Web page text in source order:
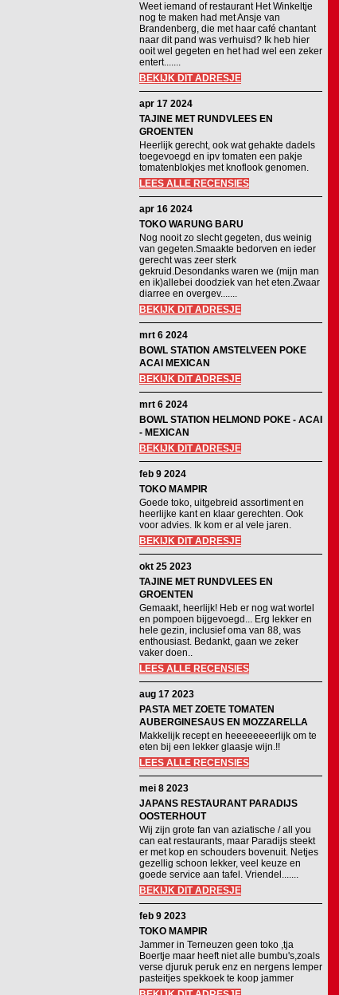
Weet iemand of restaurant Het Winkeltje
nog te maken had met Ansje van
Brandenberg, die met haar café chantant
naar dit pand was verhuisd? Ik heb hier
ooit wel gegeten en het had wel een zeker
entert.......
BEKIJK DIT ADRESJE
apr 17 2024
TAJINE MET RUNDVLEES EN
GROENTEN
Heerlijk gerecht, ook wat gehakte dadels
toegevoegd en ipv tomaten een pakje
tomatenblokjes met knoflook genomen.
LEES ALLE RECENSIES
apr 16 2024
TOKO WARUNG BARU
Nog nooit zo slecht gegeten, dus weinig
van gegeten.Smaakte bedorven en ieder
gerecht was zeer sterk
gekruid.Desondanks waren we (mijn man
en ik)allebei doodziek van het eten.Zwaar
diarree en overgev.......
BEKIJK DIT ADRESJE
mrt 6 2024
BOWL STATION AMSTELVEEN POKE
ACAI MEXICAN
BEKIJK DIT ADRESJE
mrt 6 2024
BOWL STATION HELMOND POKE - ACAI
- MEXICAN
BEKIJK DIT ADRESJE
feb 9 2024
TOKO MAMPIR
Goede toko, uitgebreid assortiment en
heerlijke kant en klaar gerechten. Ook
voor advies. Ik kom er al vele jaren.
BEKIJK DIT ADRESJE
okt 25 2023
TAJINE MET RUNDVLEES EN
GROENTEN
Gemaakt, heerlijk! Heb er nog wat wortel
en pompoen bijgevoegd... Erg lekker en
hele gezin, inclusief oma van 88, was
enthousiast. Bedankt, gaan we zeker
vaker doen..
LEES ALLE RECENSIES
aug 17 2023
PASTA MET ZOETE TOMATEN
AUBERGINESAUS EN MOZZARELLA
Makkelijk recept en heeeeeeeerlijk om te
eten bij een lekker glaasje wijn.!!
LEES ALLE RECENSIES
mei 8 2023
JAPANS RESTAURANT PARADIJS
OOSTERHOUT
Wij zijn grote fan van aziatische / all you
can eat restaurants, maar Paradijs steekt
er met kop en schouders bovenuit. Netjes
gezellig schoon lekker, veel keuze en
goede service aan tafel. Vriendel.......
BEKIJK DIT ADRESJE
feb 9 2023
TOKO MAMPIR
Jammer in Terneuzen geen toko ,tja
Boertje maar heeft niet alle bumbu's,zoals
verse djuruk peruk enz en nergens lemper
pasteitjes spekkoek te koop jammer